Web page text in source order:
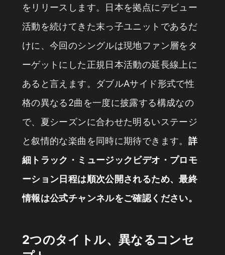
をリリースします。日本を拠点にデビュー
活動を続けてきた末っ子ユニットであるだ
けに、今回のシングルは現地ファン層をタ
ーゲットにした正規日本活動の延長線上に
あると言えます。ダブルAサイド形式で性
格の異なる2曲を一度に披露する構成なの
で、夏シーズンに合わせた明るいステージ
と叙情的な楽曲を同時に期待できます。 詳
細トラック・ミュージックビデオ・プロモ
ーション日程は順次公開されるため、最終
情報は公式チャンネルをご確認ください。
2つのタイトル、異なるコンセ